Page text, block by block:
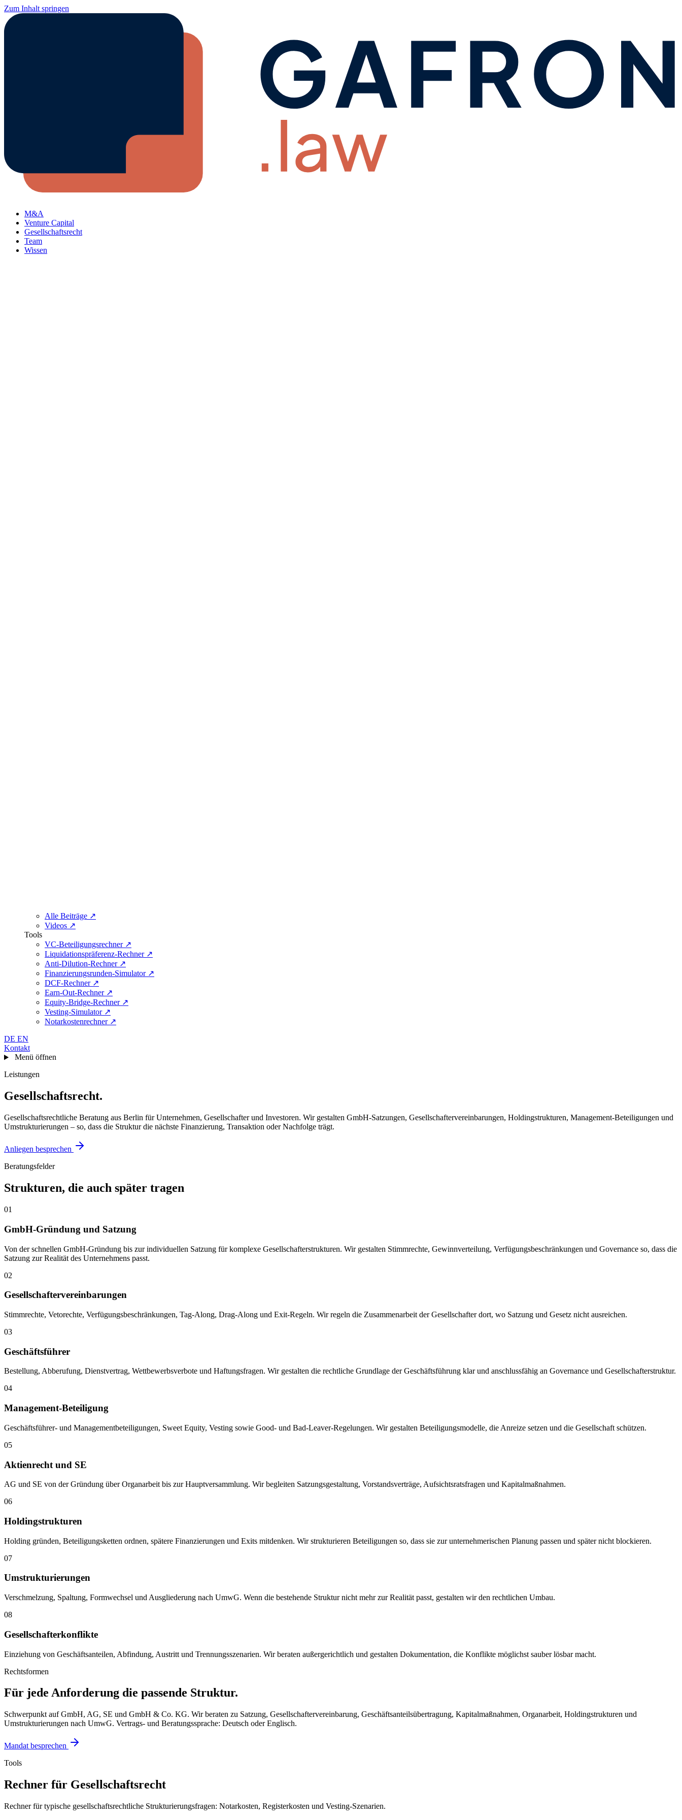
Zum Inhalt springen
M&A
Venture Capital
Gesellschaftsrecht
Team
Wissen
Alle Beiträge ↗
Videos ↗
Tools
VC-Beteiligungsrechner ↗
Liquidationspräferenz-Rechner ↗
Anti-Dilution-Rechner ↗
Finanzierungsrunden-Simulator ↗
DCF-Rechner ↗
Earn-Out-Rechner ↗
Equity-Bridge-Rechner ↗
Vesting-Simulator ↗
Notarkostenrechner ↗
DE EN
Kontakt
Menü öffnen
Leistungen
Gesellschaftsrecht.
Gesellschaftsrechtliche Beratung aus Berlin für Unternehmen, Gesellschafter und Investoren. Wir gestalten GmbH-Satzungen, Gesellschaftervereinbarungen, Holdingstrukturen, Management-Beteiligungen und
Umstrukturierungen – so, dass die Struktur die nächste Finanzierung, Transaktion oder Nachfolge trägt.
Anliegen besprechen
Beratungsfelder
Strukturen, die auch später tragen
01
GmbH-Gründung und Satzung
Von der schnellen GmbH-Gründung bis zur individuellen Satzung für komplexe Gesellschafterstrukturen. Wir gestalten Stimmrechte, Gewinnverteilung, Verfügungsbeschränkungen und Governance so, dass die
Satzung zur Realität des Unternehmens passt.
02
Gesellschaftervereinbarungen
Stimmrechte, Vetorechte, Verfügungsbeschränkungen, Tag-Along, Drag-Along und Exit-Regeln. Wir regeln die Zusammenarbeit der Gesellschafter dort, wo Satzung und Gesetz nicht ausreichen.
03
Geschäftsführer
Bestellung, Abberufung, Dienstvertrag, Wettbewerbsverbote und Haftungsfragen. Wir gestalten die rechtliche Grundlage der Geschäftsführung klar und anschlussfähig an Governance und Gesellschafterstruktur.
04
Management-Beteiligung
Geschäftsführer- und Managementbeteiligungen, Sweet Equity, Vesting sowie Good- und Bad-Leaver-Regelungen. Wir gestalten Beteiligungsmodelle, die Anreize setzen und die Gesellschaft schützen.
05
Aktienrecht und SE
AG und SE von der Gründung über Organarbeit bis zur Hauptversammlung. Wir begleiten Satzungsgestaltung, Vorstandsverträge, Aufsichtsratsfragen und Kapitalmaßnahmen.
06
Holdingstrukturen
Holding gründen, Beteiligungsketten ordnen, spätere Finanzierungen und Exits mitdenken. Wir strukturieren Beteiligungen so, dass sie zur unternehmerischen Planung passen und später nicht blockieren.
07
Umstrukturierungen
Verschmelzung, Spaltung, Formwechsel und Ausgliederung nach UmwG. Wenn die bestehende Struktur nicht mehr zur Realität passt, gestalten wir den rechtlichen Umbau.
08
Gesellschafterkonflikte
Einziehung von Geschäftsanteilen, Abfindung, Austritt und Trennungsszenarien. Wir beraten außergerichtlich und gestalten Dokumentation, die Konflikte möglichst sauber lösbar macht.
Rechtsformen
Für jede Anforderung die passende Struktur.
Schwerpunkt auf GmbH, AG, SE und GmbH & Co. KG. Wir beraten zu Satzung, Gesellschaftervereinbarung, Geschäftsanteilsübertragung, Kapitalmaßnahmen, Organarbeit, Holdingstrukturen und
Umstrukturierungen nach UmwG. Vertrags- und Beratungssprache: Deutsch oder Englisch.
Mandat besprechen
Tools
Rechner für Gesellschaftsrecht
Rechner für typische gesellschaftsrechtliche Strukturierungsfragen: Notarkosten, Registerkosten und Vesting-Szenarien.